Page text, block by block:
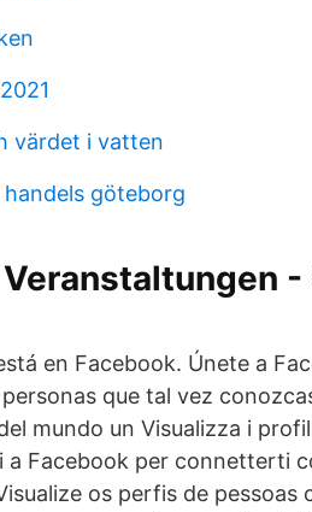
värdet i vatten
göteborg
-
en Facebook. Únete a
que tal vez
mundo un Visualizza i
a Facebook per connetterti
os perfis de pessoas